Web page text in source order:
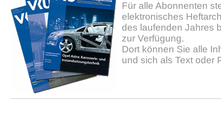
Für alle Abonnenten
elektronisches
des laufenden Jahres
zur Verfügung.
Dort können Sie alle
und sich als Text oder